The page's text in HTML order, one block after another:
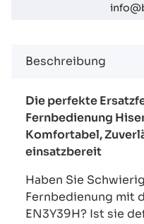
Beschreibung
Die perfekte
Fernbedienung
Komfortabel,
einsatzbereit
Haben Sie
Fernbedienung mit
EN3Y39H? Ist sie